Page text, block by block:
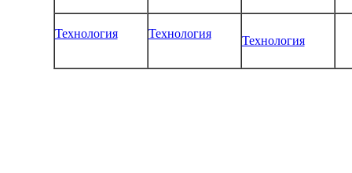
Технология Технология
Технология